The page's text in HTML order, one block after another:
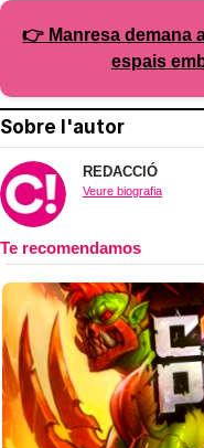
👉 Manresa demana
espais
Sobre l'autor
REDACCIÓ
Veure biografia